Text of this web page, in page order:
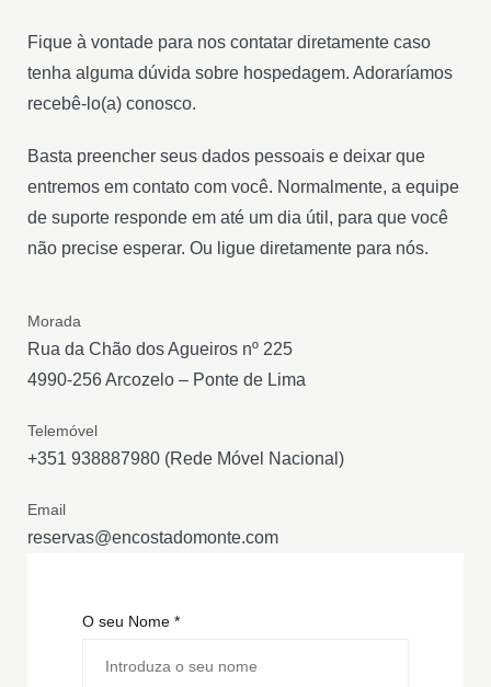
Fique à vontade para nos contatar diretamente caso
tenha alguma dúvida sobre hospedagem. Adoraríamos
recebê-lo(a) conosco.
Basta preencher seus dados pessoais e deixar que
entremos em contato com você. Normalmente, a equipe
de suporte responde em até um dia útil, para que você
não precise esperar. Ou ligue diretamente para nós.
Morada
Rua da Chão dos Agueiros nº 225
4990-256 Arcozelo – Ponte de Lima
Telemóvel
+351 938887980 (Rede Móvel Nacional)
Email
reservas@encostadomonte.com
O seu Nome *